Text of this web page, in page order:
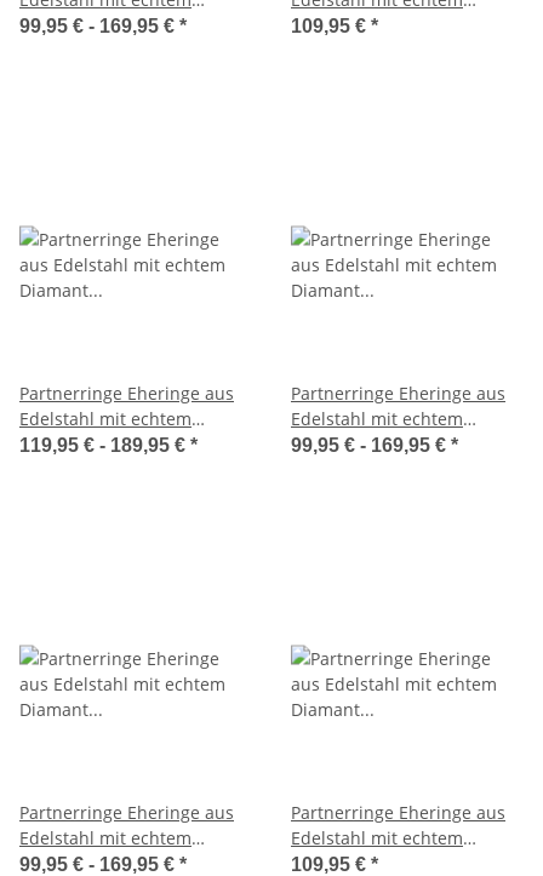
Diamant und Lasergravur
99,95 € - 169,95 € *
Diamant und Lasergravur
109,95 € *
Partnerringe Eheringe aus
Edelstahl mit echtem
Diamant und Lasergravur
119,95 € - 189,95 € *
Partnerringe Eheringe aus
Edelstahl mit echtem
Diamant und Lasergravur
99,95 € - 169,95 € *
Partnerringe Eheringe aus
Edelstahl mit echtem
Diamant und Lasergravur
99,95 € - 169,95 € *
Partnerringe Eheringe aus
Edelstahl mit echtem
Diamant und Lasergravur
109,95 € *